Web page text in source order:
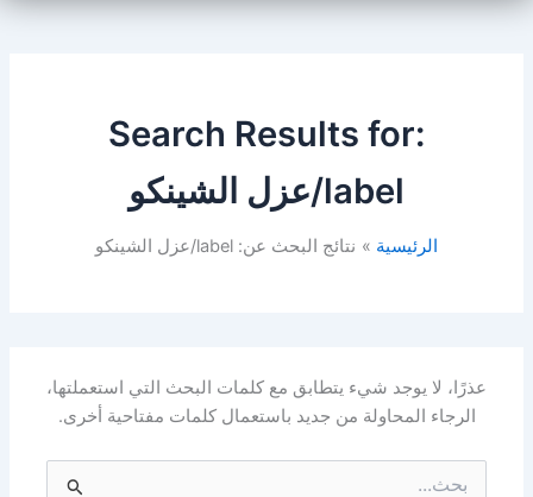
Search Results for:
label/عزل الشينكو
الرئيسية نتائج البحث عن: label/عزل الشينكو
عذرًا، لا يوجد شيء يتطابق مع كلمات البحث التي استعملتها،
الرجاء المحاولة من جديد باستعمال كلمات مفتاحية أخرى.
البحث